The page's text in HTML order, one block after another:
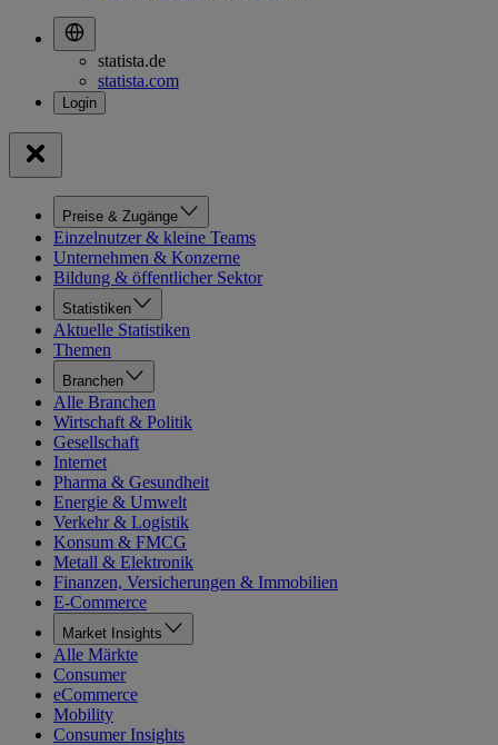
statista.de
statista.com
Preise & Zugänge
Einzelnutzer & kleine Teams
Unternehmen & Konzerne
Bildung & öffentlicher Sektor
Statistiken
Aktuelle Statistiken
Themen
Branchen
Alle Branchen
Wirtschaft & Politik
Gesellschaft
Internet
Pharma & Gesundheit
Energie & Umwelt
Verkehr & Logistik
Konsum & FMCG
Metall & Elektronik
Finanzen, Versicherungen & Immobilien
E-Commerce
Market Insights
Alle Märkte
Consumer
eCommerce
Mobility
Consumer Insights